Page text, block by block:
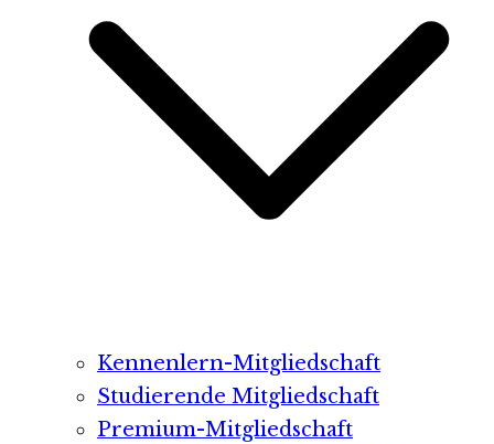
Kennenlern-Mitgliedschaft
Studierende Mitgliedschaft
Premium-Mitgliedschaft